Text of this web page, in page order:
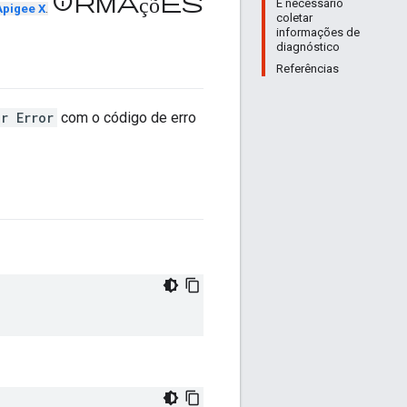
É necessário
coletar
informações de
diagnóstico
Referências
X.
Error com o código de erro